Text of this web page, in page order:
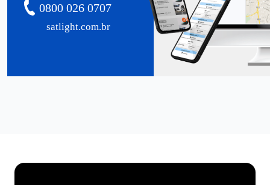
satlight.com.br
0800 026 0707